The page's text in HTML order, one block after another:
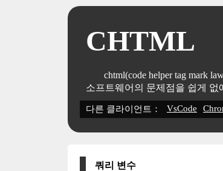
CHTML
chtml(code helper tag mark
소프트웨어의 문제점을 쉽게
다른 클라이언트： VsCode
쿼리 변수